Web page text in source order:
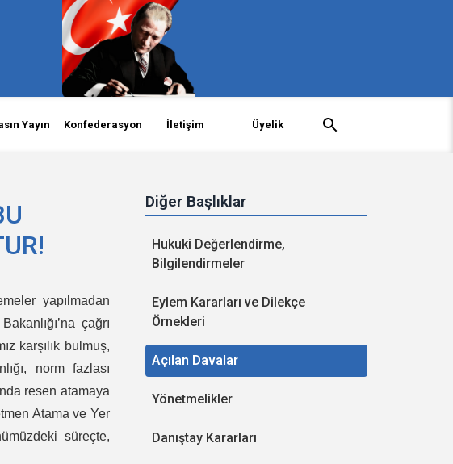
Yayın Konfederasyon İletişim Üyelik
Diğer Başlıklar
Hukuki Değerlendirme,
Bilgilendirmeler
Eylem Kararları ve Dilekçe
Örnekleri
Açılan Davalar
Yönetmelikler
Danıştay Kararları
yapılmadan
çağrı
karşılık bulmuş,
norm fazlası
resen atamaya
Atama ve Yer
süreçte,